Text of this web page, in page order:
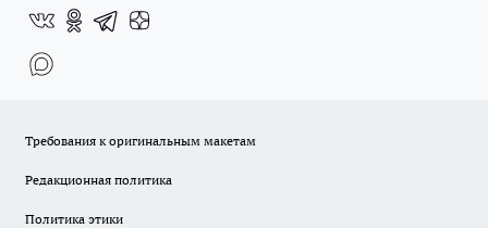
Требования к оригинальным макетам
Редакционная политика
Политика этики